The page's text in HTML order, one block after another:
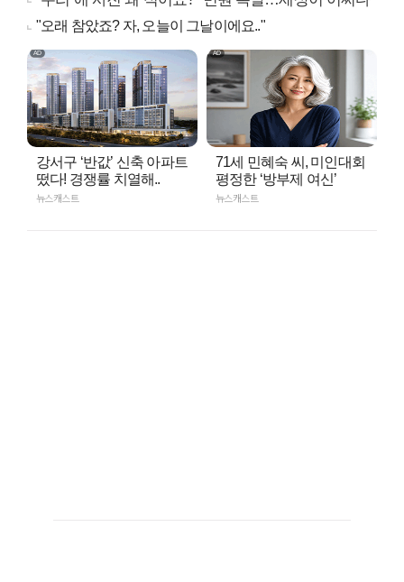
"오래 참았죠? 자, 오늘이 그날이에요.."
강서구 ‘반값’ 신축 아파트
떴다! 경쟁률 치열해..
뉴스캐스트
71세 민혜숙 씨, 미인대회
평정한 ‘방부제 여신’
뉴스캐스트